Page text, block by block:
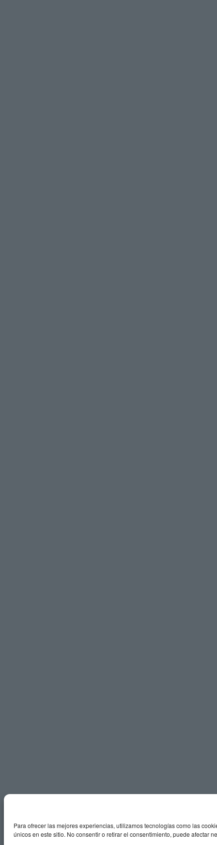
Para ofrecer las mejores experiencias, utilizamos tecnologías como las
únicos en este sitio. No consentir o retirar el consentimiento, puede afectar